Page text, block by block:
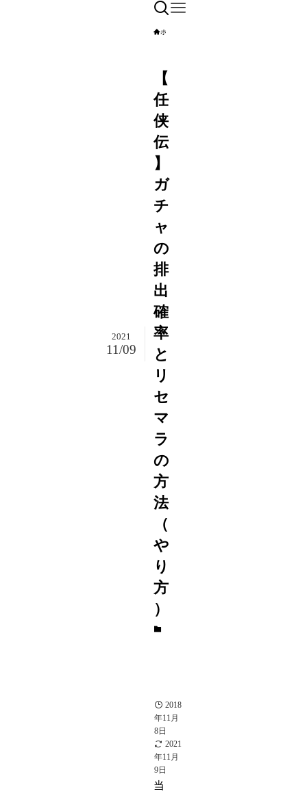
ホーム
【
任
侠
伝
】
ガ
チ
ャ
の
排
出
確
率
と
リ
セ
マ
ラ
の
方
法
（
や
り
方
）
2021
11/09
2018
年11月
8日
2021
年11月
9日
当